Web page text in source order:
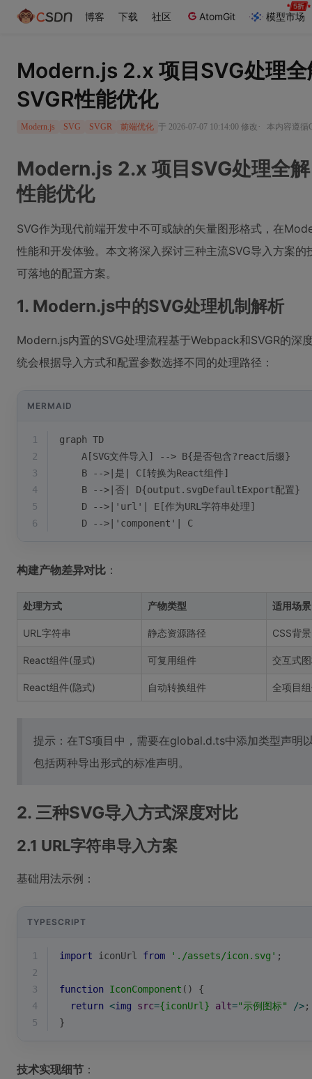
博客 下载 社区 AtomGit 模型市场
Modern.js 2.x 项目SVG处理
SVGR性能优化
Modern.js SVG SVGR 前端优化 于 2026-07-07 10:14:00 修改 · 本内容遵循
Modern.js 2.x 项目SVG处理全
性能优化
SVG作为现代前端开发中不可或缺的矢量图形格式，在
性能和开发体验。本文将深入探讨三种主流SVG导入方案
可落地的配置方案。
1. Modern.js中的SVG处理机制解析
Modern.js内置的SVG处理流程基于Webpack和SVGR的深
统会根据导入方式和配置参数选择不同的处理路径：
MERMAID
1
graph TD
2
    A[SVG文件导入] --> B{是否包含?react后缀}
3
    B -->|是| C[转换为React组件]
4
    B -->|否| D{output.svgDefaultExport配置}
5
    D -->|'url'| E[作为URL字符串处理]
6
    D -->|'component'| C
构建产物差异对比 ：
处理方式 产物类型 适用场景
URL字符串 静态资源路径 CSS背
React组件(显式) 可复用组件 交互式
React组件(隐式) 自动转换组件 全项目
提示：在TS项目中，需要在global.d.ts中添加类型声明
包括两种导出形式的标准声明。
2. 三种SVG导入方式深度对比
2.1 URL字符串导入方案
基础用法示例：
TYPESCRIPT
1 import iconUrl from './assets/icon.svg' ;
2
3
function IconComponent ( ) {
4
return <img src={iconUrl} alt="示例图标" />;
5
}
技术实现细节 ：